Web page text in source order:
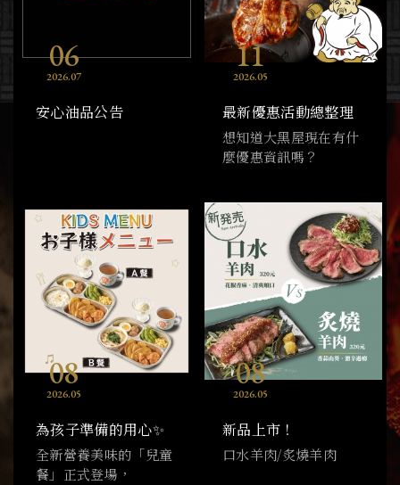
06
07
2026
安心油品公告
11
05
2026
最新優惠活動總整理
想知道大黑屋現在有什
麼優惠資訊嗎？
08
05
2026
為孩子準備的用心✨
全新營養美味的「兒童
餐」正式登場，
08
05
2026
新品上市！
口水羊肉/炙燒羊肉